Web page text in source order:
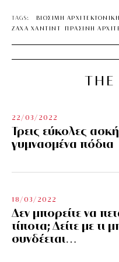
TAGS: ΒΙΩΣΙΜΗ ΑΡΧΙΤΕΚΤΟΝΙΚΗ
ΖΑΧΑ ΧΑΝΤΙΝΤ
ΠΡΑΣΙΝΗ
THE
22/03/2022
Τρεις εύκολες
γυμνασμένα πόδια
18/03/2022
Δεν μπορείτε να
τίποτα; Δείτε με τι
συνδέεται…